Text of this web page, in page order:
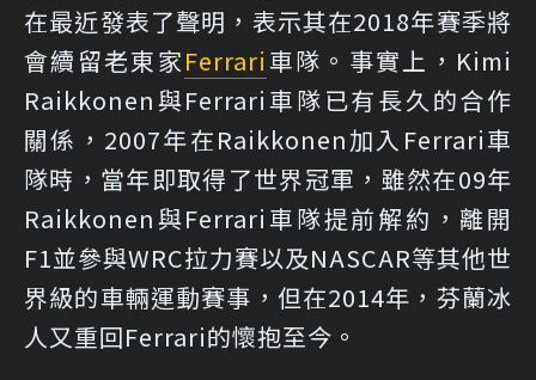
在最近發表了聲明，表示其在2018年賽季將
會續留老東家Ferrari車隊。事實上，Kimi
Raikkonen與Ferrari車隊已有長久的合作
關係，2007年在Raikkonen加入Ferrari車
隊時，當年即取得了世界冠軍，雖然在09年
Raikkonen與Ferrari車隊提前解約，離開
F1並參與WRC拉力賽以及NASCAR等其他世
界級的車輛運動賽事，但在2014年，芬蘭冰
人又重回Ferrari的懷抱至今。